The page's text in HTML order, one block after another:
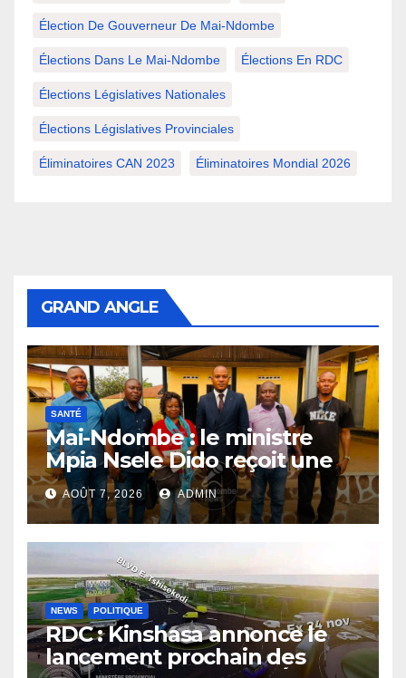
Élection De Gouverneur De Mai-Ndombe
Élections Dans Le Mai-Ndombe Élections En RDC
Élections Législatives Nationales
Élections Législatives Provinciales
Éliminatoires CAN 2023 Éliminatoires Mondial 2026
GRAND ANGLE
SANTÉ
Mai-Ndombe : le ministre
Mpia Nsele Dido reçoit une
mission du PNLP pour
renforcer le suivi de la lutte
contre le paludisme
AOÛT 7, 2026 ADMIN
NEWS POLITIQUE
RDC : Kinshasa annonce le
lancement prochain des